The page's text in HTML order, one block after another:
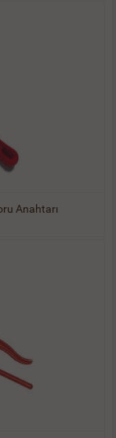
Anahtarı